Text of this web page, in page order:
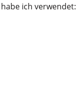
ich verwendet: